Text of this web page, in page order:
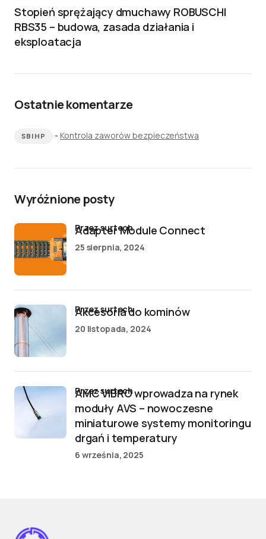
Stopień sprężający dmuchawy ROBUSCHI
RBS35 – budowa, zasada działania i
eksploatacja
Ostatnie komentarze
SBIHP - Kontrola zaworów bezpieczeństwa
Wyróżnione posty
Adapter Module Connect
przez surtech
25 sierpnia, 2024
Akcesoria do kominów
przez surtech
20 listopada, 2024
AMC VIBRO wprowadza na rynek
moduły AVS – nowoczesne
miniaturowe systemy monitoringu
drgań i temperatury
przez surtech
6 września, 2025